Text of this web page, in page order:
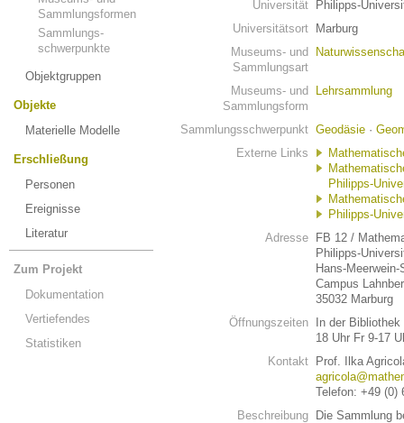
Sammlungsformen
Sammlungs-
schwerpunkte
Objektgruppen
Objekte
Materielle Modelle
Erschließung
Personen
Ereignisse
Literatur
Zum Projekt
Dokumentation
Vertiefendes
Statistiken
Universität
Philipps-
Universitätsort
Marburg
Museums- und
Sammlungsart
Museums- und
Sammlungsform
Lehrsammlung
Sammlungsschwerpunkt Geodäsie ·
Externe Links
Philipps-
Philipps-
Adresse
FB 12 /
Philipps-
Hans-Meerwein-
Campus
35032 Marburg
Öffnungszeiten
In der
18 Uhr Fr 9-17
Kontakt
Prof. Ilka
Telefon: +49 (0)
Beschreibung
Die Sammlung